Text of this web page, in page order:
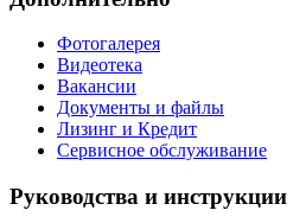
Фотогалерея
Видеотека
Вакансии
Документы и файлы
Лизинг и Кредит
Сервисное обслуживание
Руководства и инструкции